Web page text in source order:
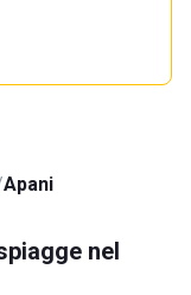
Apani
nel